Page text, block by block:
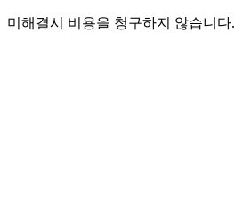
미해결시 비용을 청구하지 않습니다.